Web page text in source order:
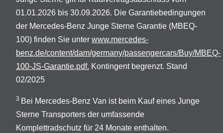
01.01.2026 bis 30.09.2026. Die Garantiebedingungen
der Mercedes-Benz Junge Sterne Garantie (MBEQ-
100) finden Sie unter www.mercedes-
benz.de/content/dam/germany/passengercars/Buy/MBEQ-
100-JS-Garantie.pdf. Kontingent begrenzt. Stand
02/2025
3 Bei Mercedes-Benz Van ist beim Kauf eines Junge
Sterne Transporters der umfassende
Komplettradschutz für 24 Monate enthalten.